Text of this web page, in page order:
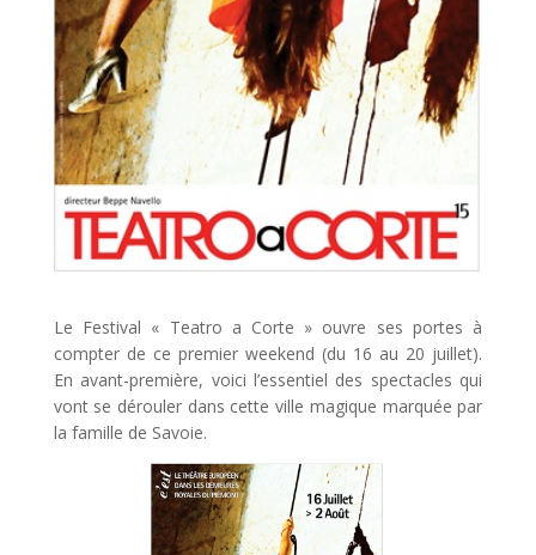
Le Festival « Teatro a Corte » ouvre ses portes à
compter de ce premier weekend (du 16 au 20 juillet).
En avant-première, voici l’essentiel des spectacles qui
vont se dérouler dans cette ville magique marquée par
la famille de Savoie.